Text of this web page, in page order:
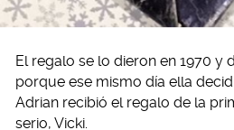
El regalo se lo dieron en 1970 y
porque ese mismo día ella
Adrian recibió el regalo de la
serio, Vicki.